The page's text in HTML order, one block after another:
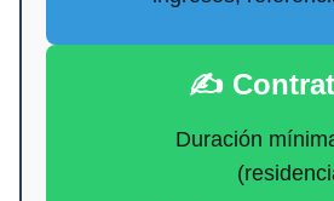
✍️
Duración